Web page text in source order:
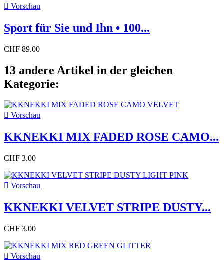
 Vorschau
Sport für Sie und Ihn • 100...
CHF 89.00
13 andere Artikel in der gleichen
Kategorie:
 Vorschau
KKNEKKI MIX FADED ROSE CAMO...
CHF 3.00
 Vorschau
KKNEKKI VELVET STRIPE DUSTY...
CHF 3.00
 Vorschau